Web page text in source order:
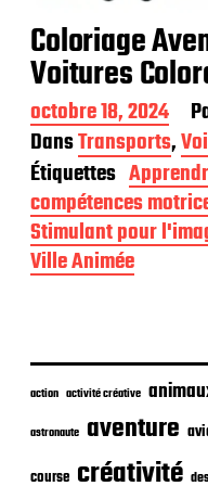
Coloriage
Voitures
D
a
t
e
d
e
p
u
b
a
t
o
octobre 18, 2024
DansTransports,
Étiquettes
compétences
Stimulant pour
Ville Animée
action activité créative
astronaute aventure
course créativité